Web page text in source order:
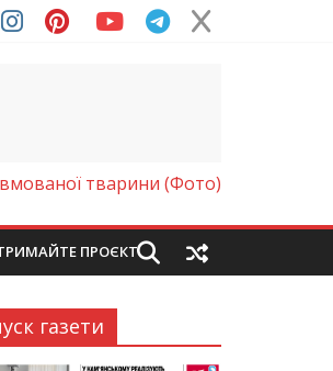
тварини (Фото)
ПРОЄКТ
газети